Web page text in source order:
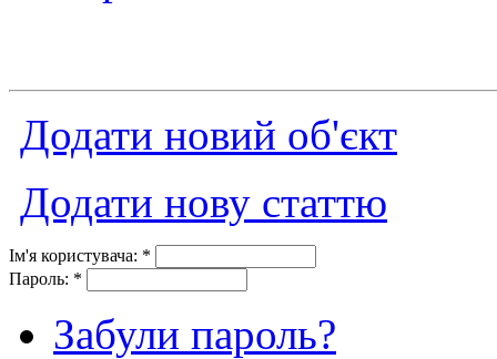
Додати новий об'єкт
Додати нову статтю
Ім'я користувача: *
Пароль: *
Забули пароль?